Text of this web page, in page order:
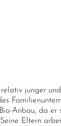
Test
höchste Preise
junger
Anbau, da er
Eltern